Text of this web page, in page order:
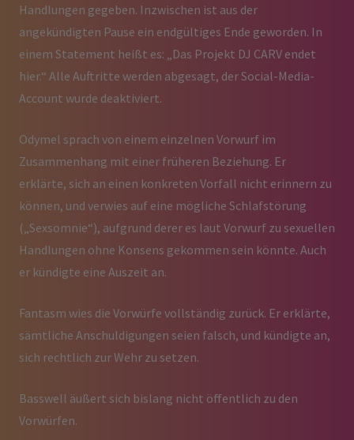
Handlungen gegeben. Inzwischen ist aus der
angekündigten Pause ein endgültiges Ende geworden. In
einem Statement heißt es: „Das Projekt DJ CARV endet
hier.“ Alle Auftritte werden abgesagt, der Social-Media-
Account wurde deaktiviert.
Odymel sprach von einem einzelnen Vorwurf im
Zusammenhang mit einer früheren Beziehung. Er
erklärte, sich an einen konkreten Vorfall nicht erinnern zu
können, und verwies auf eine mögliche Schlafstörung
(„Sexsomnie“), aufgrund derer es laut Vorwurf zu sexuellen
Handlungen ohne Konsens gekommen sein könnte. Auch
er kündigte eine Auszeit an.
Fantasm wies die Vorwürfe vollständig zurück. Er erklärte,
sämtliche Anschuldigungen seien falsch, und kündigte an,
sich rechtlich zur Wehr zu setzen.
Basswell äußert sich bislang nicht öffentlich zu den
Vorwürfen.